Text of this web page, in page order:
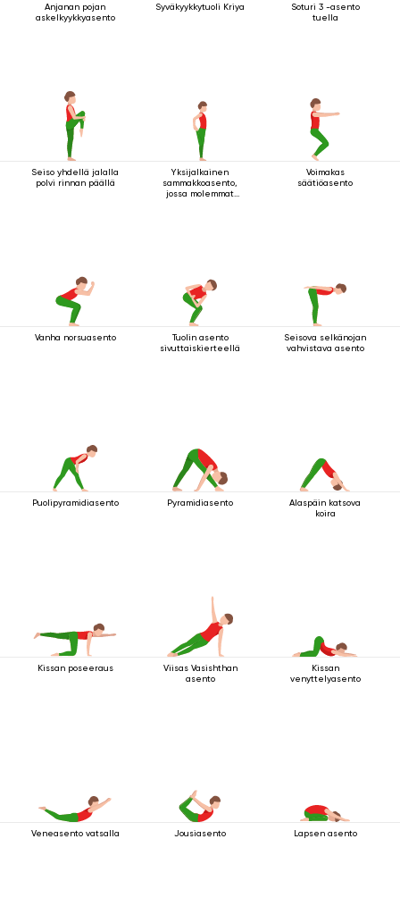
Anjanan pojan
askelkyykkyasento
Syväkyykkytuoli Kriya
Soturi 3 -asento
tuella
Seiso yhdellä jalalla
polvi rinnan päällä
Yksijalkainen
sammakkoasento,
jossa molemmat
Voimakas
säätiöasento
Vanha norsuasento
Tuolin asento
sivuttaiskierteellä
Seisova selkänojan
vahvistava asento
Puolipyramidiasento Pyramidiasento
Alaspäin katsova
koira
Kissan poseeraus
Viisas Vasishthan
asento
Kissan
venyttelyasento
Veneasento vatsalla Jousiasento Lapsen asento